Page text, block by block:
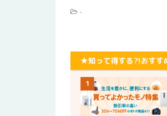
-
★知って得する?!おすす
1